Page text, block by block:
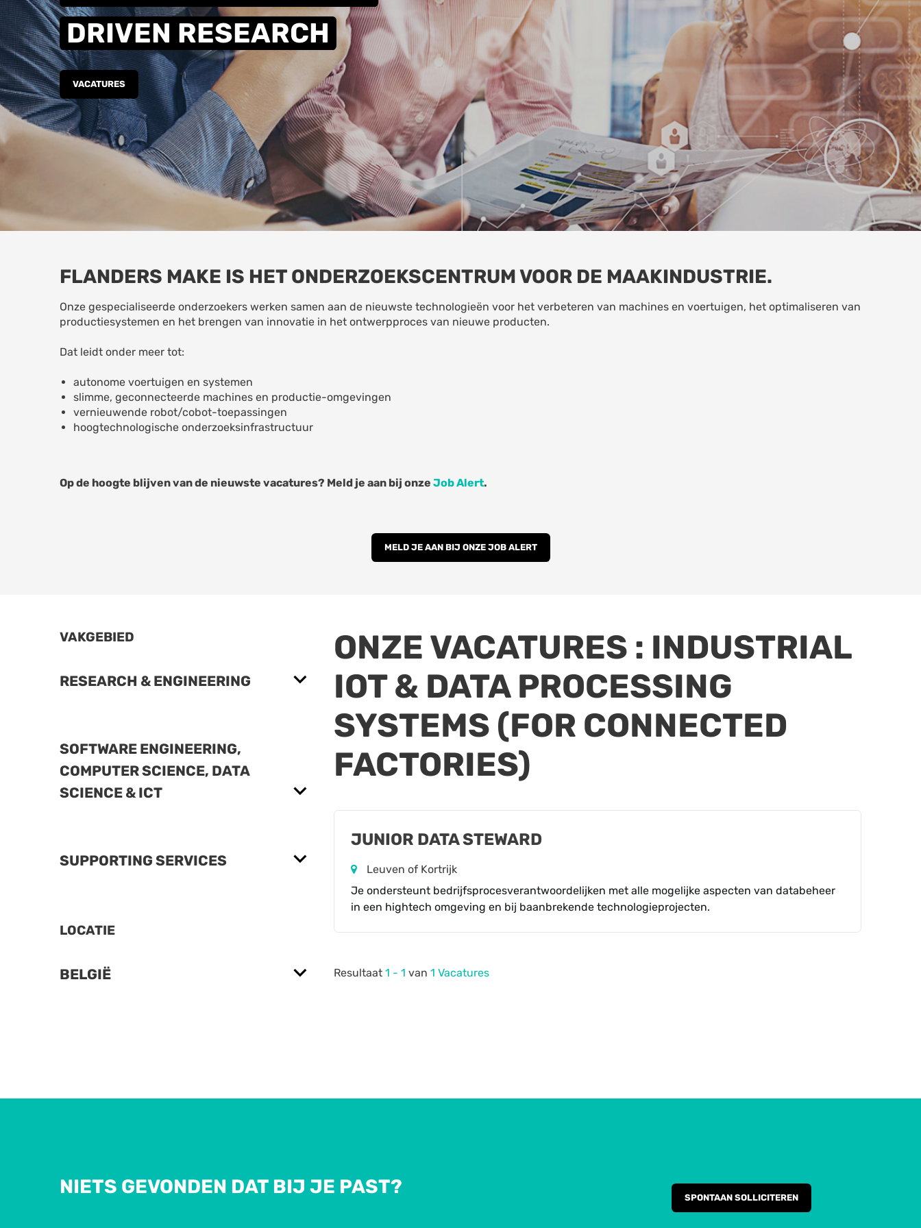
DRIVEN RESEARCH
VACATURES
FLANDERS MAKE IS HET ONDERZOEKSCENTRUM VOOR DE MAAKINDUSTRIE.
Onze gespecialiseerde onderzoekers werken samen aan de nieuwste technologieën voor het verbeteren van machines en voertuigen, het optimaliseren van
productiesystemen en het brengen van innovatie in het ontwerpproces van nieuwe producten.
Dat leidt onder meer tot:
autonome voertuigen en systemen
slimme, geconnecteerde machines en productie-omgevingen
vernieuwende robot/cobot-toepassingen
hoogtechnologische onderzoeksinfrastructuur
Op de hoogte blijven van de nieuwste vacatures? Meld je aan bij onze Job Alert.
MELD JE AAN BIJ ONZE JOB ALERT
VAKGEBIED
RESEARCH & ENGINEERING
SOFTWARE ENGINEERING,
COMPUTER SCIENCE, DATA
SCIENCE & ICT
SUPPORTING SERVICES
LOCATIE
BELGIË
ONZE VACATURES : INDUSTRIAL
IOT & DATA PROCESSING
SYSTEMS (FOR CONNECTED
FACTORIES)
JUNIOR DATA STEWARD
Leuven of Kortrijk
Je ondersteunt bedrijfsprocesverantwoordelijken met alle mogelijke aspecten van databeheer
in een hightech omgeving en bij baanbrekende technologieprojecten.
Resultaat 1 - 1 van 1 Vacatures
NIETS GEVONDEN DAT BIJ JE PAST? SPONTAAN SOLLICITEREN